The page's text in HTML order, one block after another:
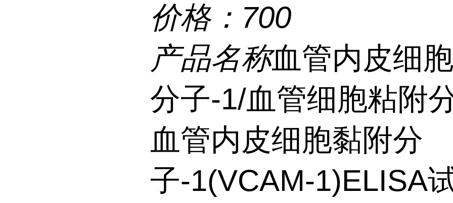
价格： 700
产品名称血管内皮细
分子-1/血管细胞粘附
血管内皮细胞黏附分
子-1(VCAM-1)ELISA